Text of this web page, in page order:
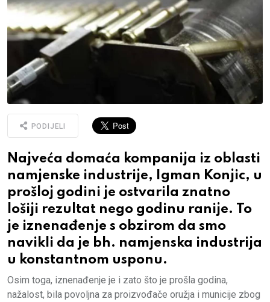
PODIJELI
Najveća domaća kompanija iz oblasti
namjenske industrije, Igman Konjic, u
prošloj godini je ostvarila znatno
lošiji rezultat nego godinu ranije. To
je iznenađenje s obzirom da smo
navikli da je bh. namjenska industrija
u konstantnom usponu.
Osim toga, iznenađenje je i zato što je prošla godina,
nažalost, bila povoljna za proizvođače oružja i municije zbog